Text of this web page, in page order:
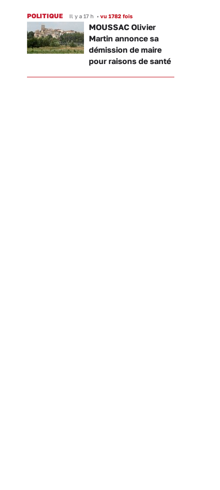
POLITIQUE Il y a 17 h • vu 1782 fois
MOUSSAC Olivier
Martin annonce sa
démission de maire
pour raisons de santé